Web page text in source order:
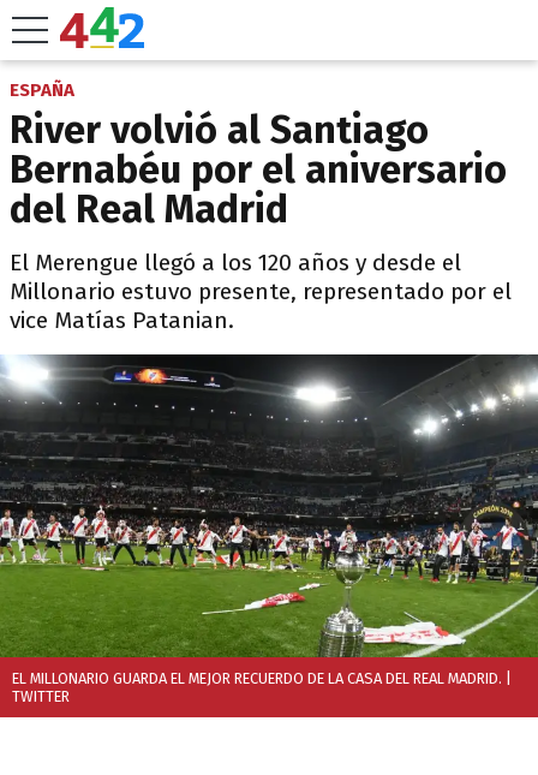
ESPAÑA
River volvió al Santiago
Bernabéu por el aniversario
del Real Madrid
El Merengue llegó a los 120 años y desde el
Millonario estuvo presente, representado por el
vice Matías Patanian.
EL MILLONARIO GUARDA EL MEJOR RECUERDO DE LA CASA DEL REAL MADRID.
TWITTER